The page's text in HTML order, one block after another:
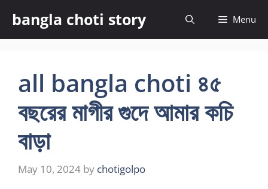
content
bangla choti story Menu
all bangla choti ৪৫
বছরের মাগীর গুদে আমার কচি
বাড়া
May 10, 2024 by chotigolpo